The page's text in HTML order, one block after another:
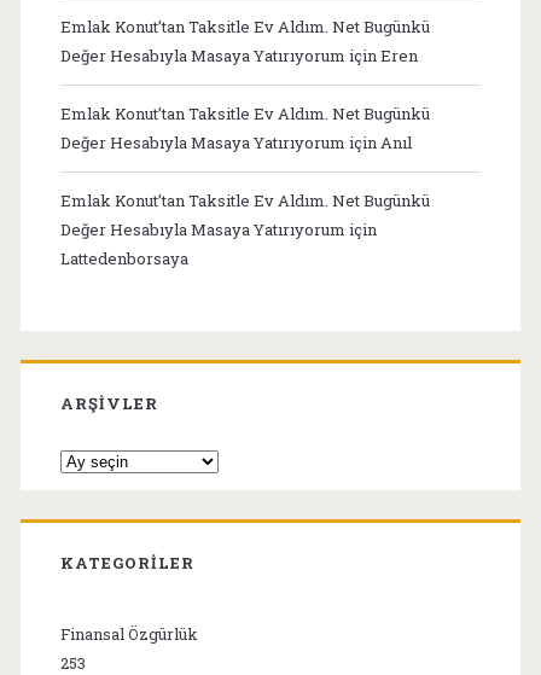
Emlak Konut’tan Taksitle Ev Aldım. Net Bugünkü
Değer Hesabıyla Masaya Yatırıyorum içinEren
Emlak Konut’tan Taksitle Ev Aldım. Net Bugünkü
Değer Hesabıyla Masaya Yatırıyorum içinAnıl
Emlak Konut’tan Taksitle Ev Aldım. Net Bugünkü
Değer Hesabıyla Masaya Yatırıyorum için
Lattedenborsaya
ARŞIVLER
Arşivler
KATEGORILER
Finansal Özgürlük
253